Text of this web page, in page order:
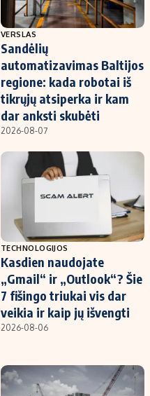
VERSLAS
Sandėlių
automatizavimas Baltijos
regione: kada robotai iš
tikrųjų atsiperka ir kam
dar anksti skubėti
2026-08-07
TECHNOLOGIJOS
Kasdien naudojate
„Gmail“ ir „Outlook“? Šie
7 fišingo triukai vis dar
veikia ir kaip jų išvengti
2026-08-06